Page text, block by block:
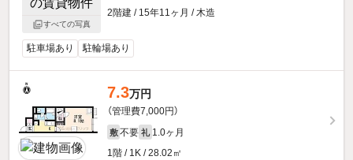
すべての写真
2階建 / 15年11ヶ月 / 木造
駐車場あり 駐輪場あり
7.3万円
（管理費7,000円）
敷 不要 礼 1.0ヶ月
1階 / 1K / 28.02㎡